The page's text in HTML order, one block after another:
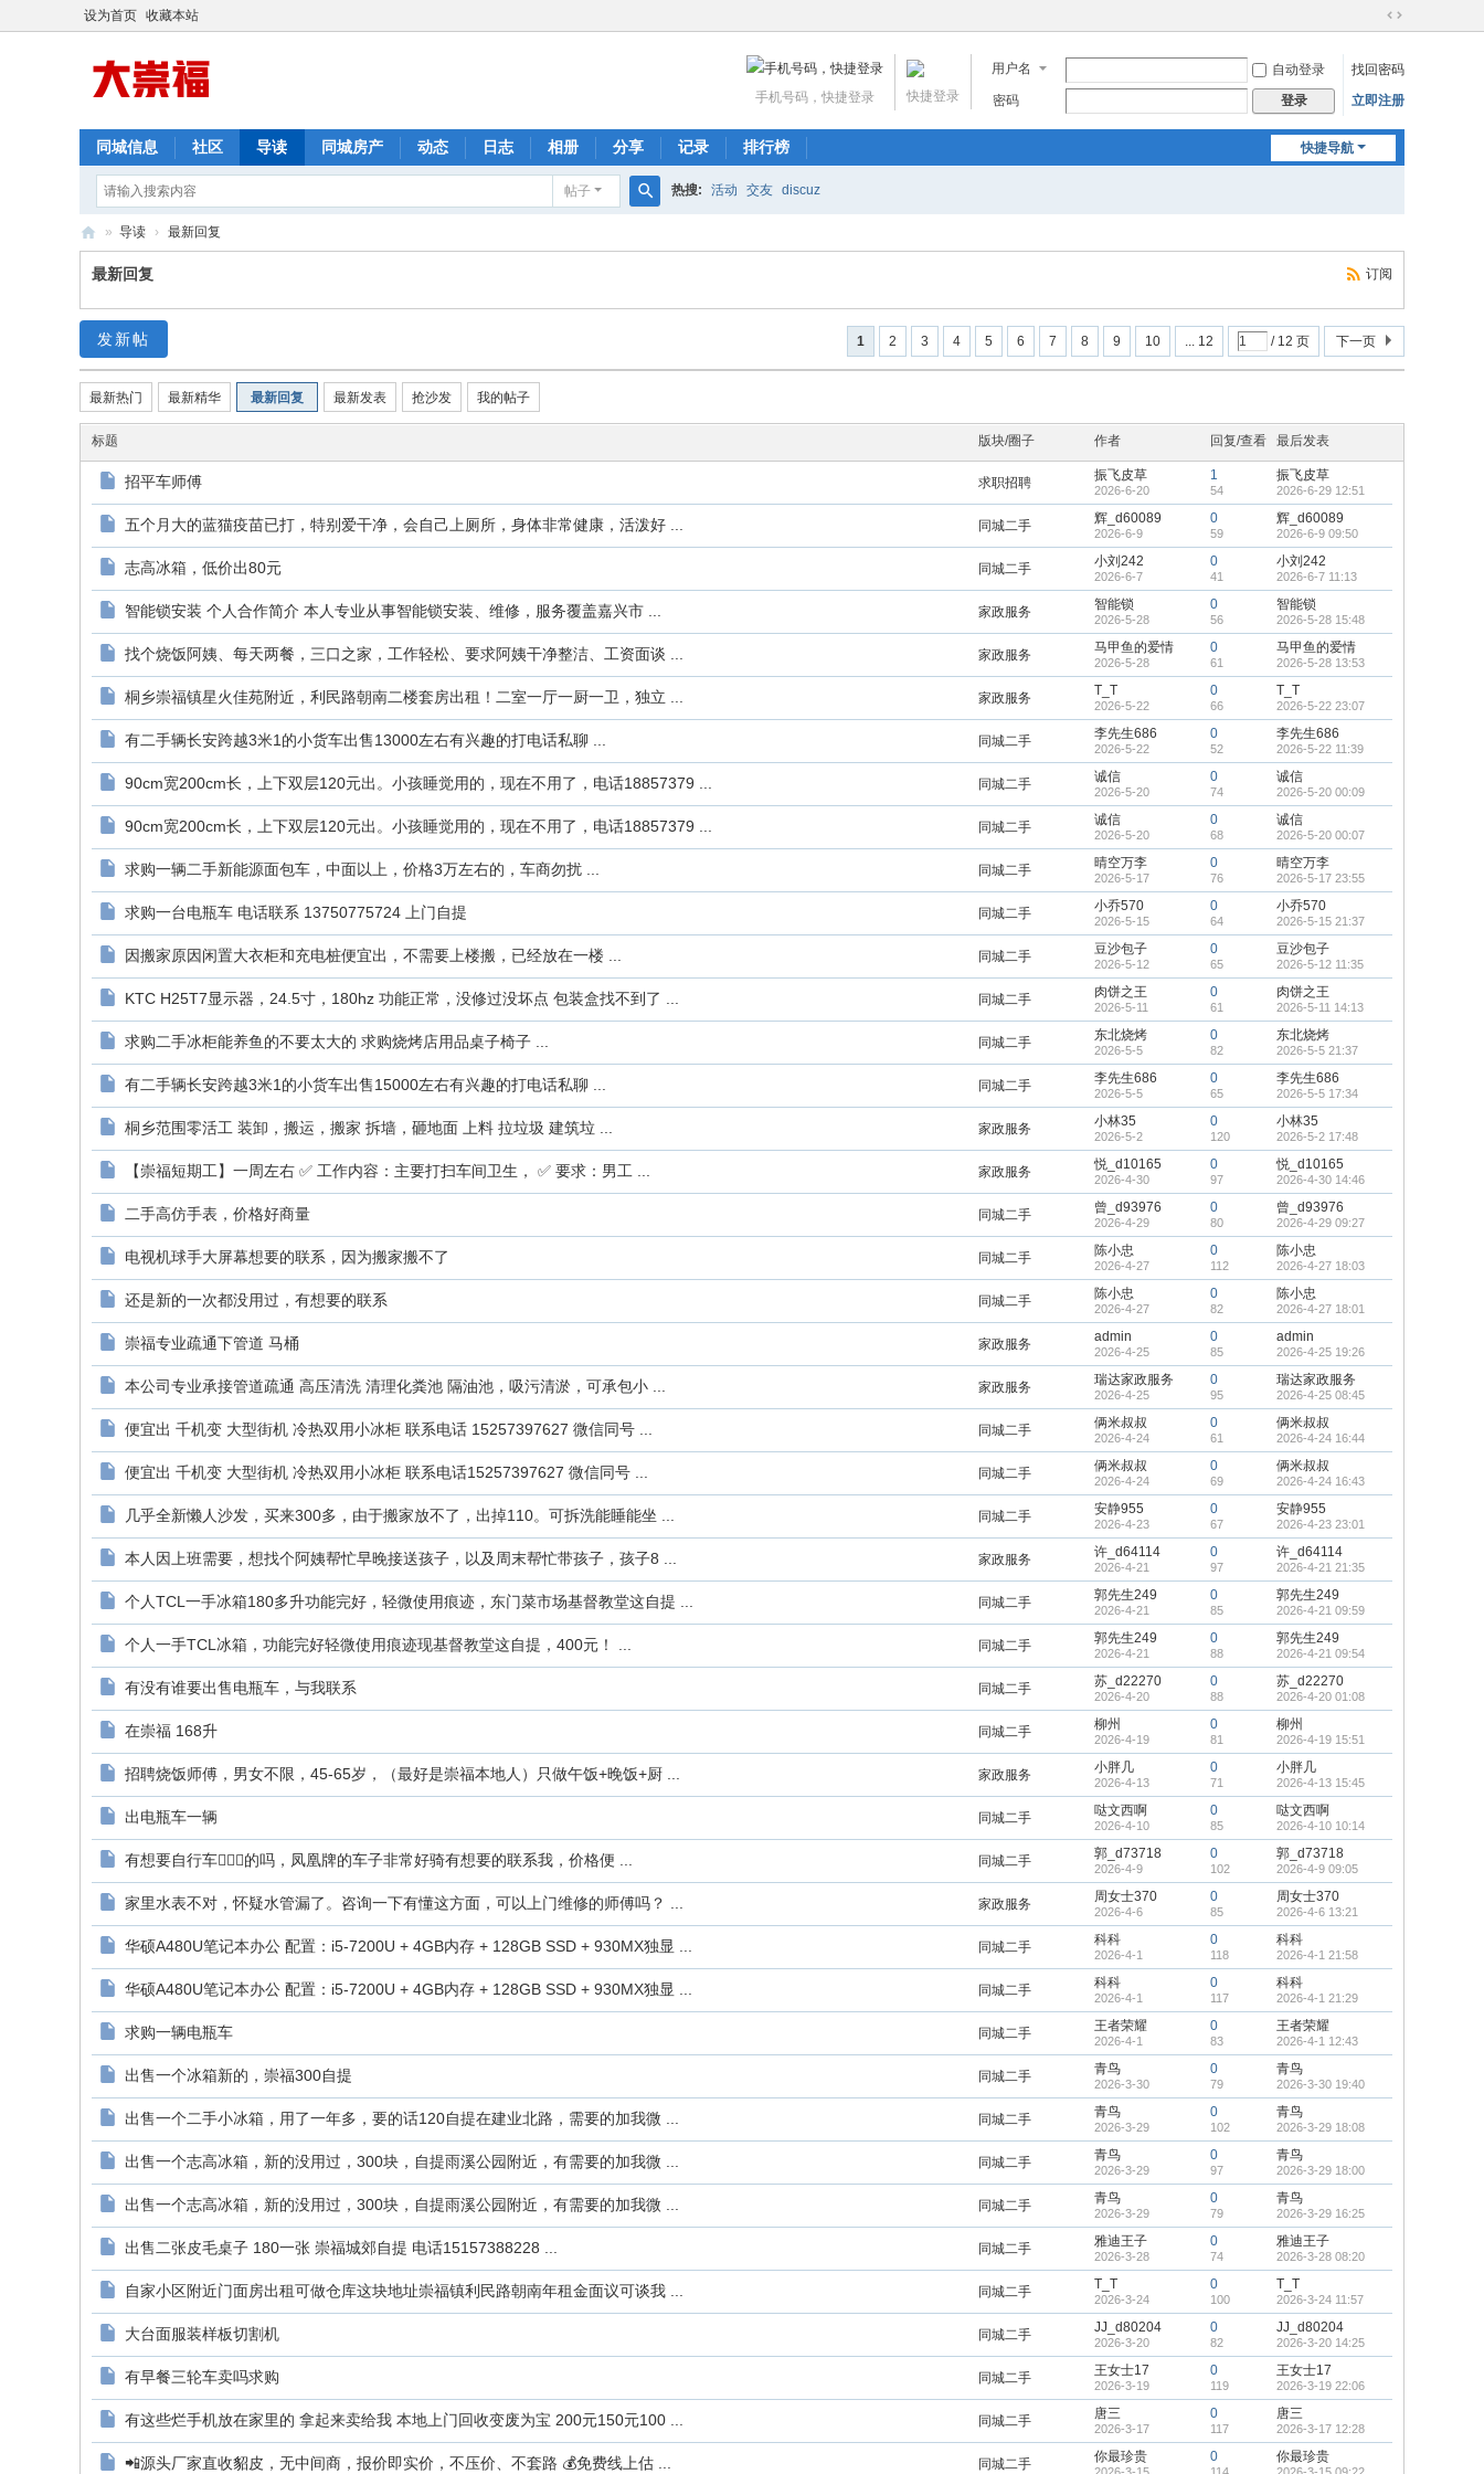
设为首页 收藏本站
切
到
宽
用户名 自动登录
找回密码
密码
登录 立即注册
快捷登录
手机号码，快捷登录
快捷导航
同城信息 社区 导读 同城房产 动态 日志 相册 分享 记录 排行榜
帖子
索
热搜: 活动 交友 discuz
崇
网
» 导读 › 最新回复
订阅
最新回复
1 2 3 4 5 6 7 8 9 10 ... 12 / 12 页 下一页
发新帖
最新热门 最新精华 最新回复 最新发表 抢沙发 我的帖子
标题 版块/圈子 作者 回复/查看 最后发表
招平车师傅 求职招聘 振飞皮草
2026-6-20
1
54
振飞皮草
2026-6-29 12:51
五个月大的蓝猫疫苗已打，特别爱干净，会自己上厕所，身体非常健康，活泼好 ... 同城二手 辉_d60089
2026-6-9
0
59
辉_d60089
2026-6-9 09:50
志高冰箱，低价出80元 同城二手 小刘242
2026-6-7
0
41
小刘242
2026-6-7 11:13
智能锁安装 个人合作简介 本人专业从事智能锁安装、维修，服务覆盖嘉兴市 ... 家政服务 智能锁
2026-5-28
0
56
智能锁
2026-5-28 15:48
找个烧饭阿姨、每天两餐，三口之家，工作轻松、要求阿姨干净整洁、工资面谈 ... 家政服务 马甲鱼的爱情
2026-5-28
0
61
马甲鱼的爱情
2026-5-28 13:53
桐乡崇福镇星火佳苑附近，利民路朝南二楼套房出租！二室一厅一厨一卫，独立 ... 家政服务 T_T
2026-5-22
0
66
T_T
2026-5-22 23:07
有二手辆长安跨越3米1的小货车出售13000左右有兴趣的打电话私聊 ... 同城二手 李先生686
2026-5-22
0
52
李先生686
2026-5-22 11:39
90cm宽200cm长，上下双层120元出。小孩睡觉用的，现在不用了，电话18857379 ... 同城二手 诚信
2026-5-20
0
74
诚信
2026-5-20 00:09
90cm宽200cm长，上下双层120元出。小孩睡觉用的，现在不用了，电话18857379 ... 同城二手 诚信
2026-5-20
0
68
诚信
2026-5-20 00:07
求购一辆二手新能源面包车，中面以上，价格3万左右的，车商勿扰 ... 同城二手 晴空万李
2026-5-17
0
76
晴空万李
2026-5-17 23:55
求购一台电瓶车 电话联系 13750775724 上门自提 同城二手 小乔570
2026-5-15
0
64
小乔570
2026-5-15 21:37
因搬家原因闲置大衣柜和充电桩便宜出，不需要上楼搬，已经放在一楼 ... 同城二手 豆沙包子
2026-5-12
0
65
豆沙包子
2026-5-12 11:35
KTC H25T7显示器，24.5寸，180hz 功能正常，没修过没坏点 包装盒找不到了 ... 同城二手 肉饼之王
2026-5-11
0
61
肉饼之王
2026-5-11 14:13
求购二手冰柜能养鱼的不要太大的 求购烧烤店用品桌子椅子 ... 同城二手 东北烧烤
2026-5-5
0
82
东北烧烤
2026-5-5 21:37
有二手辆长安跨越3米1的小货车出售15000左右有兴趣的打电话私聊 ... 同城二手 李先生686
2026-5-5
0
65
李先生686
2026-5-5 17:34
桐乡范围零活工 装卸，搬运，搬家 拆墙，砸地面 上料 拉垃圾 建筑垃 ... 家政服务 小林35
2026-5-2
0
120
小林35
2026-5-2 17:48
【崇福短期工】一周左右 ✅ 工作内容：主要打扫车间卫生， ✅ 要求：男工 ... 家政服务 悦_d10165
2026-4-30
0
97
悦_d10165
2026-4-30 14:46
二手高仿手表，价格好商量 同城二手 曾_d93976
2026-4-29
0
80
曾_d93976
2026-4-29 09:27
电视机球手大屏幕想要的联系，因为搬家搬不了 同城二手 陈小忠
2026-4-27
0
112
陈小忠
2026-4-27 18:03
还是新的一次都没用过，有想要的联系 同城二手 陈小忠
2026-4-27
0
82
陈小忠
2026-4-27 18:01
崇福专业疏通下管道 马桶 家政服务 admin
2026-4-25
0
85
admin
2026-4-25 19:26
本公司专业承接管道疏通 高压清洗 清理化粪池 隔油池，吸污清淤，可承包小 ... 家政服务 瑞达家政服务
2026-4-25
0
95
瑞达家政服务
2026-4-25 08:45
便宜出 千机变 大型街机 冷热双用小冰柜 联系电话 15257397627 微信同号 ... 同城二手 俩米叔叔
2026-4-24
0
61
俩米叔叔
2026-4-24 16:44
便宜出 千机变 大型街机 冷热双用小冰柜 联系电话15257397627 微信同号 ... 同城二手 俩米叔叔
2026-4-24
0
69
俩米叔叔
2026-4-24 16:43
几乎全新懒人沙发，买来300多，由于搬家放不了，出掉110。可拆洗能睡能坐 ... 同城二手 安静955
2026-4-23
0
67
安静955
2026-4-23 23:01
本人因上班需要，想找个阿姨帮忙早晚接送孩子，以及周末帮忙带孩子，孩子8 ... 家政服务 许_d64114
2026-4-21
0
97
许_d64114
2026-4-21 21:35
个人TCL一手冰箱180多升功能完好，轻微使用痕迹，东门菜市场基督教堂这自提 ... 同城二手 郭先生249
2026-4-21
0
85
郭先生249
2026-4-21 09:59
个人一手TCL冰箱，功能完好轻微使用痕迹现基督教堂这自提，400元！ ... 同城二手 郭先生249
2026-4-21
0
88
郭先生249
2026-4-21 09:54
有没有谁要出售电瓶车，与我联系 同城二手 苏_d22270
2026-4-20
0
88
苏_d22270
2026-4-20 01:08
在崇福 168升 同城二手 柳州
2026-4-19
0
81
柳州
2026-4-19 15:51
招聘烧饭师傅，男女不限，45-65岁，（最好是崇福本地人）只做午饭+晚饭+厨 ... 家政服务 小胖几
2026-4-13
0
71
小胖几
2026-4-13 15:45
出电瓶车一辆 同城二手 哒文西啊
2026-4-10
0
85
哒文西啊
2026-4-10 10:14
有想要自行车🚴🏻‍♀️的吗，凤凰牌的车子非常好骑有想要的联系我，价格便 ... 同城二手 郭_d73718
2026-4-9
0
102
郭_d73718
2026-4-9 09:05
家里水表不对，怀疑水管漏了。咨询一下有懂这方面，可以上门维修的师傅吗？ ... 家政服务 周女士370
2026-4-6
0
85
周女士370
2026-4-6 13:21
华硕A480U笔记本办公 配置：i5-7200U + 4GB内存 + 128GB SSD + 930MX独显 ... 同城二手 科科
2026-4-1
0
118
科科
2026-4-1 21:58
华硕A480U笔记本办公 配置：i5-7200U + 4GB内存 + 128GB SSD + 930MX独显 ... 同城二手 科科
2026-4-1
0
117
科科
2026-4-1 21:29
求购一辆电瓶车 同城二手 王者荣耀
2026-4-1
0
83
王者荣耀
2026-4-1 12:43
出售一个冰箱新的，崇福300自提 同城二手 青鸟
2026-3-30
0
79
青鸟
2026-3-30 19:40
出售一个二手小冰箱，用了一年多，要的话120自提在建业北路，需要的加我微 ... 同城二手 青鸟
2026-3-29
0
102
青鸟
2026-3-29 18:08
出售一个志高冰箱，新的没用过，300块，自提雨溪公园附近，有需要的加我微 ... 同城二手 青鸟
2026-3-29
0
97
青鸟
2026-3-29 18:00
出售一个志高冰箱，新的没用过，300块，自提雨溪公园附近，有需要的加我微 ... 同城二手 青鸟
2026-3-29
0
79
青鸟
2026-3-29 16:25
出售二张皮毛桌子 180一张 崇福城郊自提 电话15157388228 ... 同城二手 雅迪王子
2026-3-28
0
74
雅迪王子
2026-3-28 08:20
自家小区附近门面房出租可做仓库这块地址崇福镇利民路朝南年租金面议可谈我 ... 同城二手 T_T
2026-3-24
0
100
T_T
2026-3-24 11:57
大台面服装样板切割机 同城二手 JJ_d80204
2026-3-20
0
82
JJ_d80204
2026-3-20 14:25
有早餐三轮车卖吗求购 同城二手 王女士17
2026-3-19
0
119
王女士17
2026-3-19 22:06
有这些烂手机放在家里的 拿起来卖给我 本地上门回收变废为宝 200元150元100 ... 同城二手 唐三
2026-3-17
0
117
唐三
2026-3-17 12:28
📲源头厂家直收貂皮，无中间商，报价即实价，不压价、不套路 💰免费线上估 ... 同城二手 你最珍贵 0 你最珍贵